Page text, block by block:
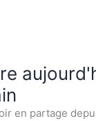
en partage